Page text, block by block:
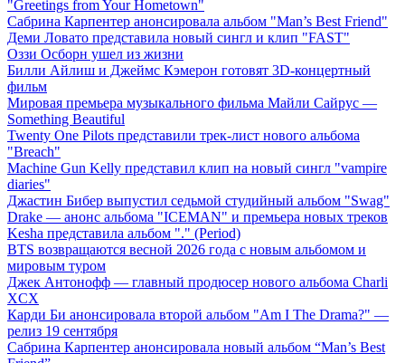
"Greetings from Your Hometown"
Сабрина Карпентер анонсировала альбом "Man’s Best Friend"
Деми Ловато представила новый сингл и клип "FAST"
Оззи Осборн ушел из жизни
Билли Айлиш и Джеймс Кэмерон готовят 3D-концертный
фильм
Мировая премьера музыкального фильма Майли Сайрус —
Something Beautiful
Twenty One Pilots представили трек-лист нового альбома
"Breach"
Machine Gun Kelly представил клип на новый сингл "vampire
diaries"
Джастин Бибер выпустил седьмой студийный альбом "Swag"
Drake — анонс альбома "ICEMAN" и премьера новых треков
Kesha представила альбом "." (Period)
BTS возвращаются весной 2026 года с новым альбомом и
мировым туром
Джек Антонофф — главный продюсер нового альбома Charli
XCX
Карди Би анонсировала второй альбом "Am I The Drama?" —
релиз 19 сентября
Сабрина Карпентер анонсировала новый альбом “Man’s Best